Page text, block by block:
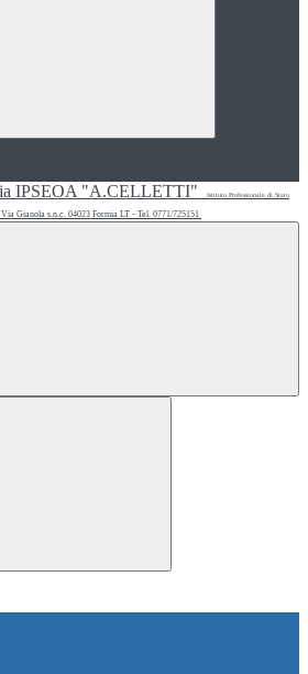
IPSEOA "A.CELLETTI" Istituto Professionale di Stato
Via Gianola s.n.c. 04023 Formia LT - Tel. 0771/725151